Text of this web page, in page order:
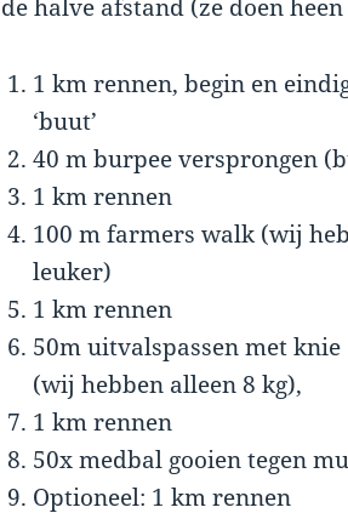
de halve afstand (ze doen
1 km rennen, begin en
‘buut’
40 m burpee versprongen
1 km rennen
100 m farmers walk (wij
leuker)
1 km rennen
50m uitvalspassen met
(wij hebben alleen 8 kg),
1 km rennen
50x medbal gooien tegen
Optioneel: 1 km rennen